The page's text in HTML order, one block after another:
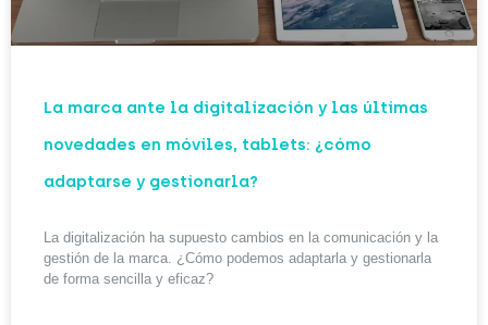
La marca ante la digitalización y las últimas
novedades en móviles, tablets: ¿cómo
adaptarse y gestionarla?
La digitalización ha supuesto cambios en la comunicación y la
gestión de la marca. ¿Cómo podemos adaptarla y gestionarla
de forma sencilla y eficaz?